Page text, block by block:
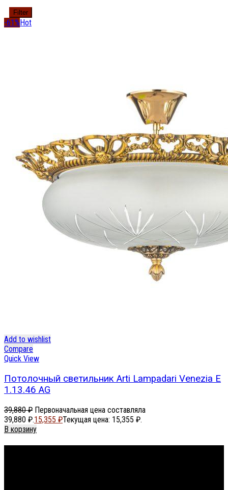
Filter
-61% Hot
Add to wishlist
Compare
Quick View
Потолочный светильник Arti Lampadari Venezia E
1.13.46 AG
39,880₽ Первоначальная цена составляла
39,880 ₽.15,355 ₽Текущая цена: 15,355 ₽.
В корзину